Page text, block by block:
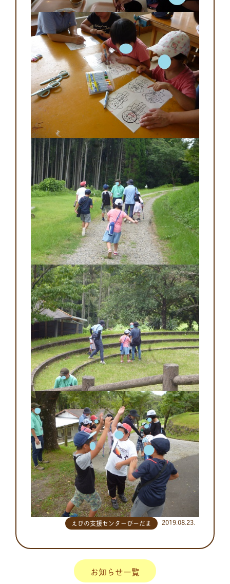
2019.08.23.
えびの支援センターびーだま
お知らせ一覧